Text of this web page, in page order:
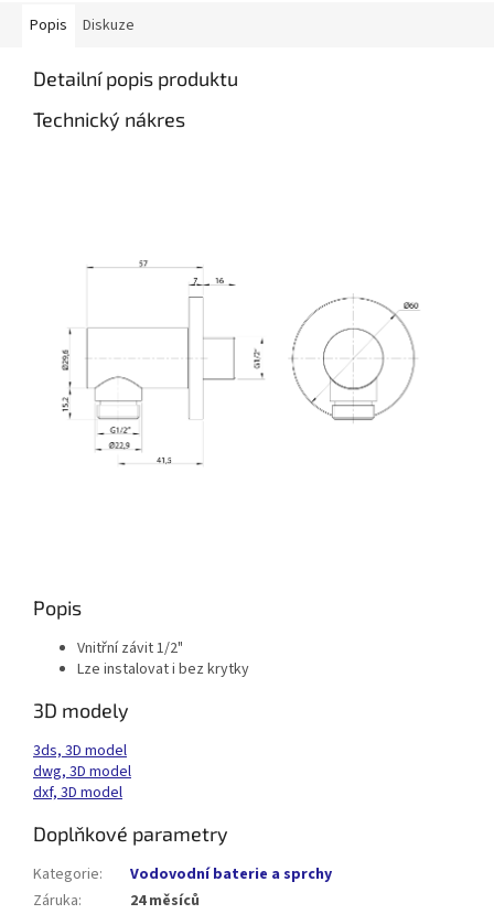
Popis Diskuze
Detailní popis produktu
Technický nákres
Popis
Vnitřní závit 1/2"
Lze instalovat i bez krytky
3D modely
3ds, 3D model
dwg, 3D model
dxf, 3D model
Doplňkové parametry
Kategorie:
Vodovodní baterie a sprchy
Záruka:
24 měsíců